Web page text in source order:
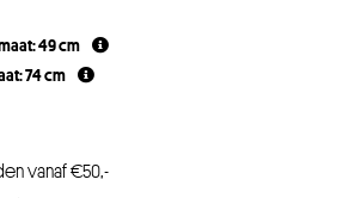
49 cm
74 cm
vanaf €50,-